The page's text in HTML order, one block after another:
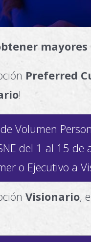
mayores
Preferred
!
Volumen
del 1 al 15 de
o Ejecutivo a
Visionario,